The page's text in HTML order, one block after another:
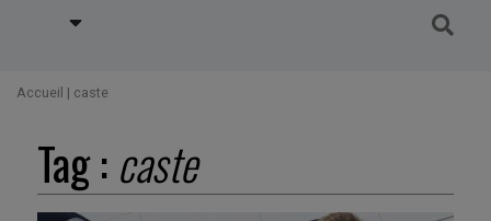
Accueil | caste
Tag : caste